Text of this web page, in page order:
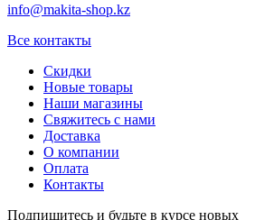
info@makita-shop.kz
Все контакты
Скидки
Новые товары
Наши магазины
Свяжитесь с нами
Доставка
О компании
Оплата
Контакты
Подпишитесь и будьте в курсе новых